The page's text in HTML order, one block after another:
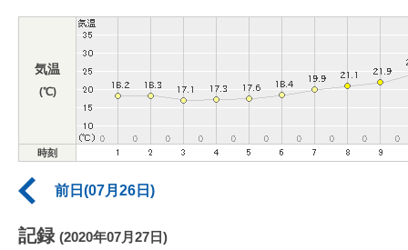
気温
(℃)
時刻
前日(07月26日)
記録 (2020年07月27日)